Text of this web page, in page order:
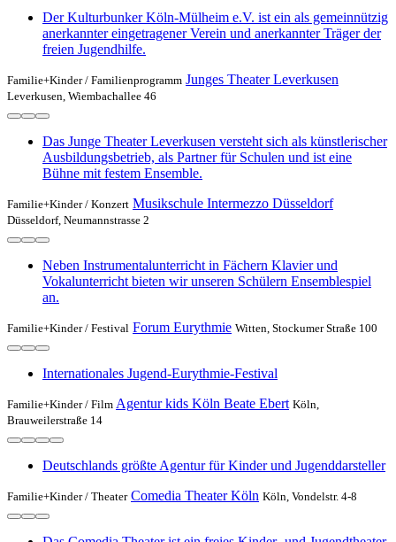
Der Kulturbunker Köln-Mülheim e.V. ist ein als gemeinnützig
anerkannter eingetragener Verein und anerkannter Träger der
freien Jugendhilfe.
Familie+Kinder / Familienprogramm Junges Theater Leverkusen
Leverkusen, Wiembachallee 46
Das Junge Theater Leverkusen versteht sich als künstlerischer
Ausbildungsbetrieb, als Partner für Schulen und ist eine
Bühne mit festem Ensemble.
Familie+Kinder / Konzert Musikschule Intermezzo Düsseldorf
Düsseldorf, Neumannstrasse 2
Neben Instrumentalunterricht in Fächern Klavier und
Vokalunterricht bieten wir unseren Schülern Ensemblespiel
an.
Familie+Kinder / Festival Forum Eurythmie Witten, Stockumer Straße 100
Internationales Jugend-Eurythmie-Festival
Familie+Kinder / Film Agentur kids Köln Beate Ebert Köln,
Brauweilerstraße 14
Deutschlands größte Agentur für Kinder und Jugenddarsteller
Familie+Kinder / Theater Comedia Theater Köln Köln, Vondelstr. 4-8